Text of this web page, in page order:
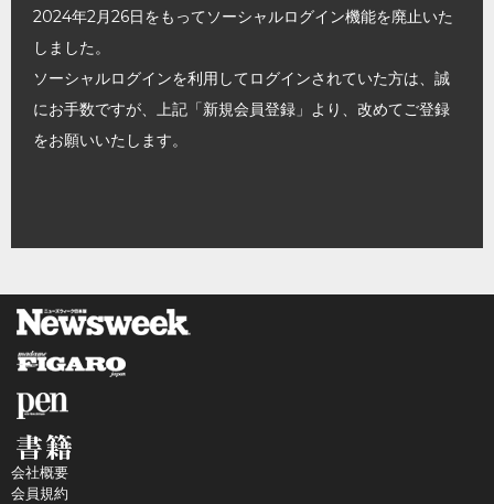
2024年2月26日をもってソーシャルログイン機能を廃止いた
しました。
ソーシャルログインを利用してログインされていた方は、誠
にお手数ですが、上記「新規会員登録」より、改めてご登録
をお願いいたします。
会社概要
会員規約